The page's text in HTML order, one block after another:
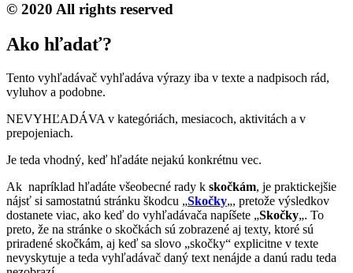
© 2020 All rights reserved
Ako hľadať?
Tento vyhľadávač vyhľadáva výrazy iba v texte a nadpisoch rád,
vyluhov a podobne.
NEVYHĽADÁVA v kategóriách, mesiacoch, aktivitách a v
prepojeniach.
Je teda vhodný, keď hľadáte nejakú konkrétnu vec.
Ak napríklad hľadáte všeobecné rady k skočkám, je praktickejšie
nájsť si samostatnú stránku škodcu „Skočky„, pretože výsledkov
dostanete viac, ako keď do vyhľadávača napíšete „Skočky„. To
preto, že na stránke o skočkách sú zobrazené aj texty, ktoré sú
priradené skočkám, aj keď sa slovo „skočky“ explicitne v texte
nevyskytuje a teda vyhľadávač daný text nenájde a danú radu teda